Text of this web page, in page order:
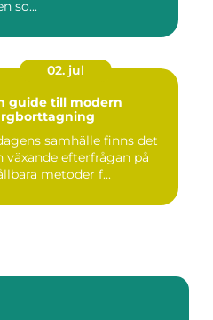
so...
02. jul
guide till modern
samhälle finns det
växande efterfrågan på
metoder f...